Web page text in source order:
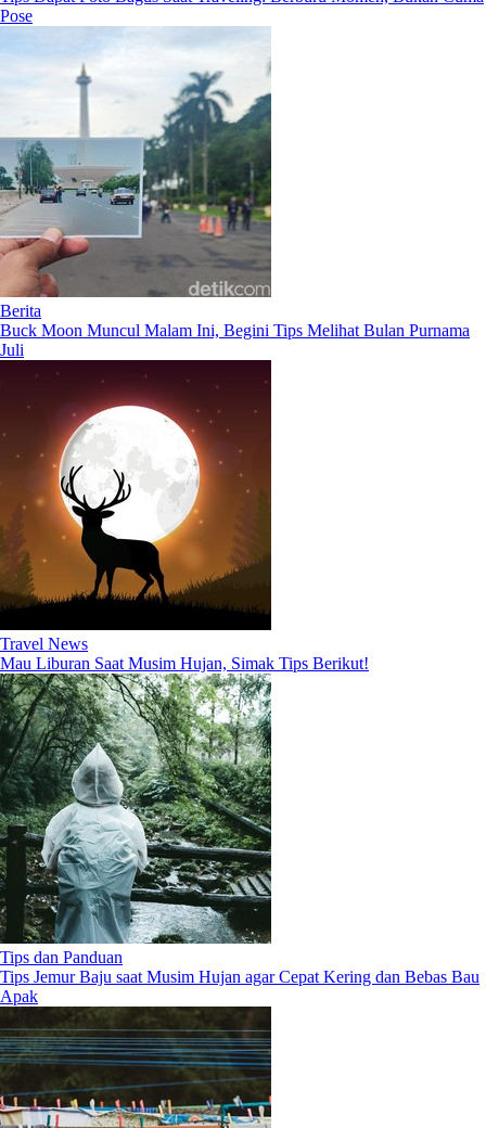
Pose
Berita
Buck Moon Muncul Malam Ini, Begini Tips Melihat Bulan Purnama
Juli
Travel News
Mau Liburan Saat Musim Hujan, Simak Tips Berikut!
Tips dan Panduan
Tips Jemur Baju saat Musim Hujan agar Cepat Kering dan Bebas Bau
Apak